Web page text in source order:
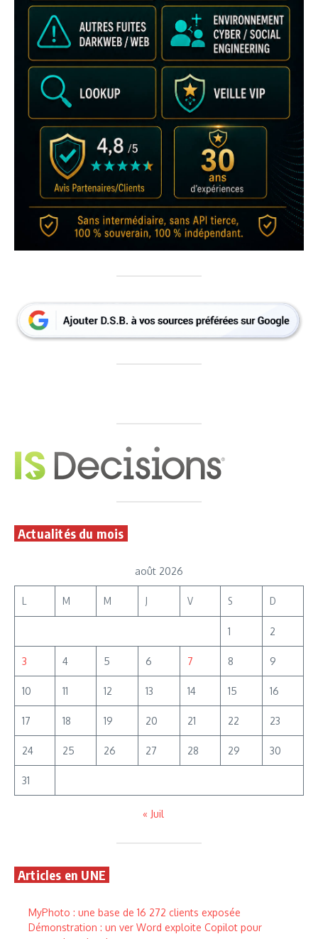
Actualités du mois
août 2026
L M M J V S D
1 2
3 4 5 6 7 8 9
10 11 12 13 14 15 16
17 18 19 20 21 22 23
24 25 26 27 28 29 30
31
« Juil
Articles en UNE
MyPhoto : une base de 16 272 clients exposée
Démonstration : un ver Word exploite Copilot pour